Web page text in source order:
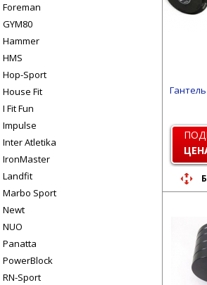
Foreman
GYM80
Hammer
HMS
Hop-Sport
House Fit
I Fit Fun
Impulse
Inter Atletika
IronMaster
Landfit
Marbo Sport
Newt
NUO
Panatta
PowerBlock
RN-Sport